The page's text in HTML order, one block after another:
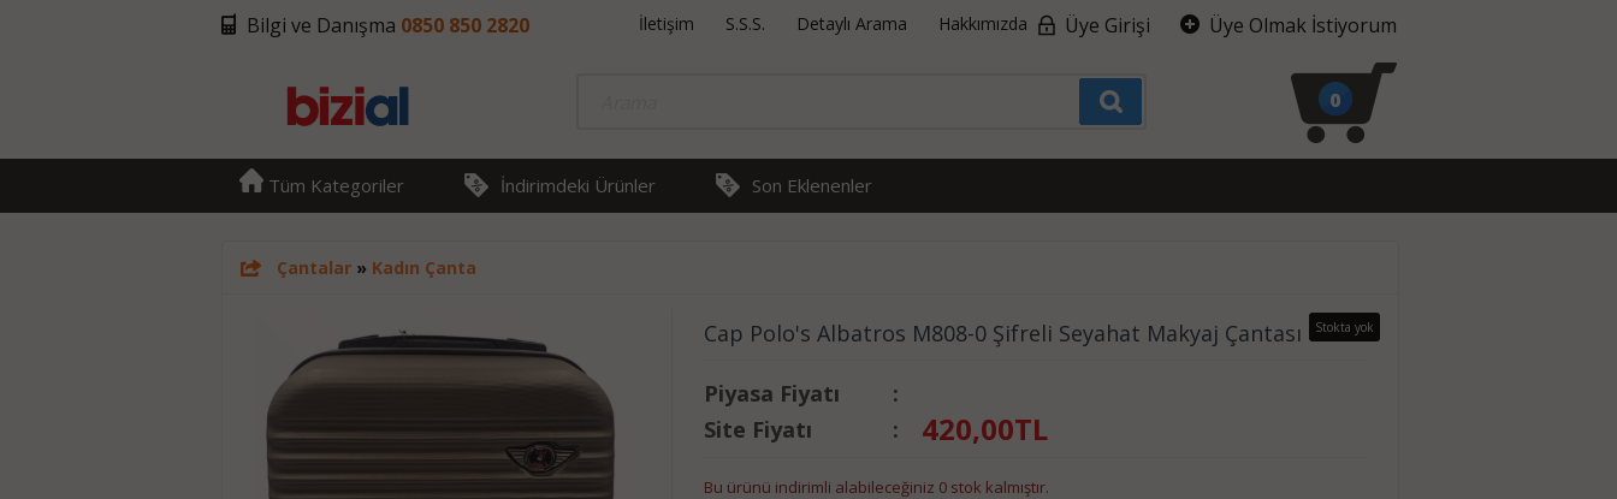
Bilgi ve Danışma 0850 850 2820 İletişim S.S.S. Detaylı Arama Hakkımızda Üye Girişi Üye Olmak İstiyorum
0
Tüm Kategoriler İndirimdeki Ürünler Son Eklenenler
Çantalar» Kadın Çanta
Stokta yok
Cap Polo's Albatros M808-0 Şifreli Seyahat Makyaj Çantası
Piyasa Fiyatı
:
Site Fiyatı
: 420,00TL
Bu ürünü indirimli alabileceğiniz 0 stok kalmıştır.